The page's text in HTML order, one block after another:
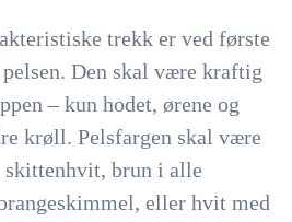
trekk er ved første
Den skal være kraftig
– kun hodet, ørene og
krøll. Pelsfargen skal være
skittenhvit, brun i alle
eller hvit med